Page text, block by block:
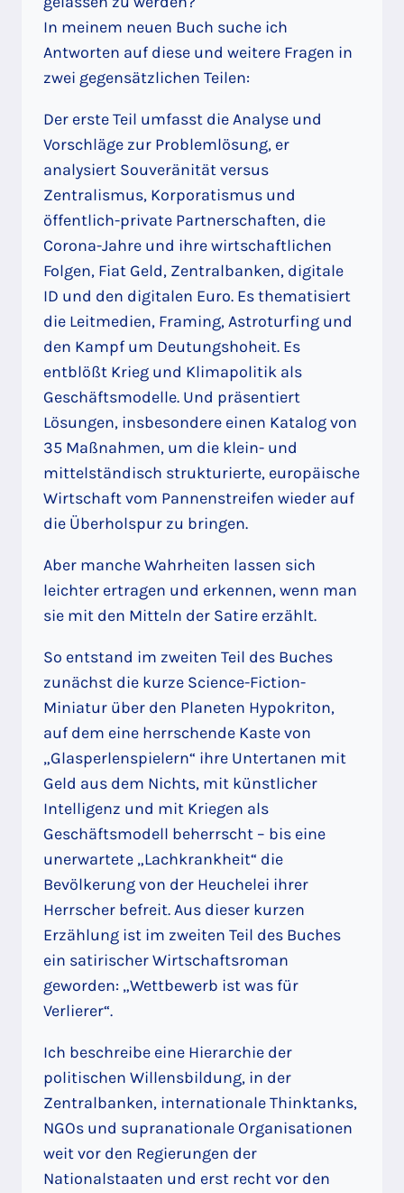
In meinem neuen Buch suche ich
Antworten auf diese und weitere Fragen in
zwei gegensätzlichen Teilen:
Der erste Teil umfasst die Analyse und
Vorschläge zur Problemlösung, er
analysiert Souveränität versus
Zentralismus, Korporatismus und
öffentlich-private Partnerschaften, die
Corona-Jahre und ihre wirtschaftlichen
Folgen, Fiat Geld, Zentralbanken, digitale
ID und den digitalen Euro. Es thematisiert
die Leitmedien, Framing, Astroturfing und
den Kampf um Deutungshoheit. Es
entblößt Krieg und Klimapolitik als
Geschäftsmodelle. Und präsentiert
Lösungen, insbesondere einen Katalog von
35 Maßnahmen, um die klein- und
mittelständisch strukturierte, europäische
Wirtschaft vom Pannenstreifen wieder auf
die Überholspur zu bringen.
Aber manche Wahrheiten lassen sich
leichter ertragen und erkennen, wenn man
sie mit den Mitteln der Satire erzählt.
So entstand im zweiten Teil des Buches
zunächst die kurze Science-Fiction-
Miniatur über den Planeten Hypokriton,
auf dem eine herrschende Kaste von
„Glasperlenspielern“ ihre Untertanen mit
Geld aus dem Nichts, mit künstlicher
Intelligenz und mit Kriegen als
Geschäftsmodell beherrscht – bis eine
unerwartete „Lachkrankheit“ die
Bevölkerung von der Heuchelei ihrer
Herrscher befreit. Aus dieser kurzen
Erzählung ist im zweiten Teil des Buches
ein satirischer Wirtschaftsroman
geworden: „Wettbewerb ist was für
Verlierer“.
Ich beschreibe eine Hierarchie der
politischen Willensbildung, in der
Zentralbanken, internationale Thinktanks,
NGOs und supranationale Organisationen
weit vor den Regierungen der
Nationalstaaten und erst recht vor den